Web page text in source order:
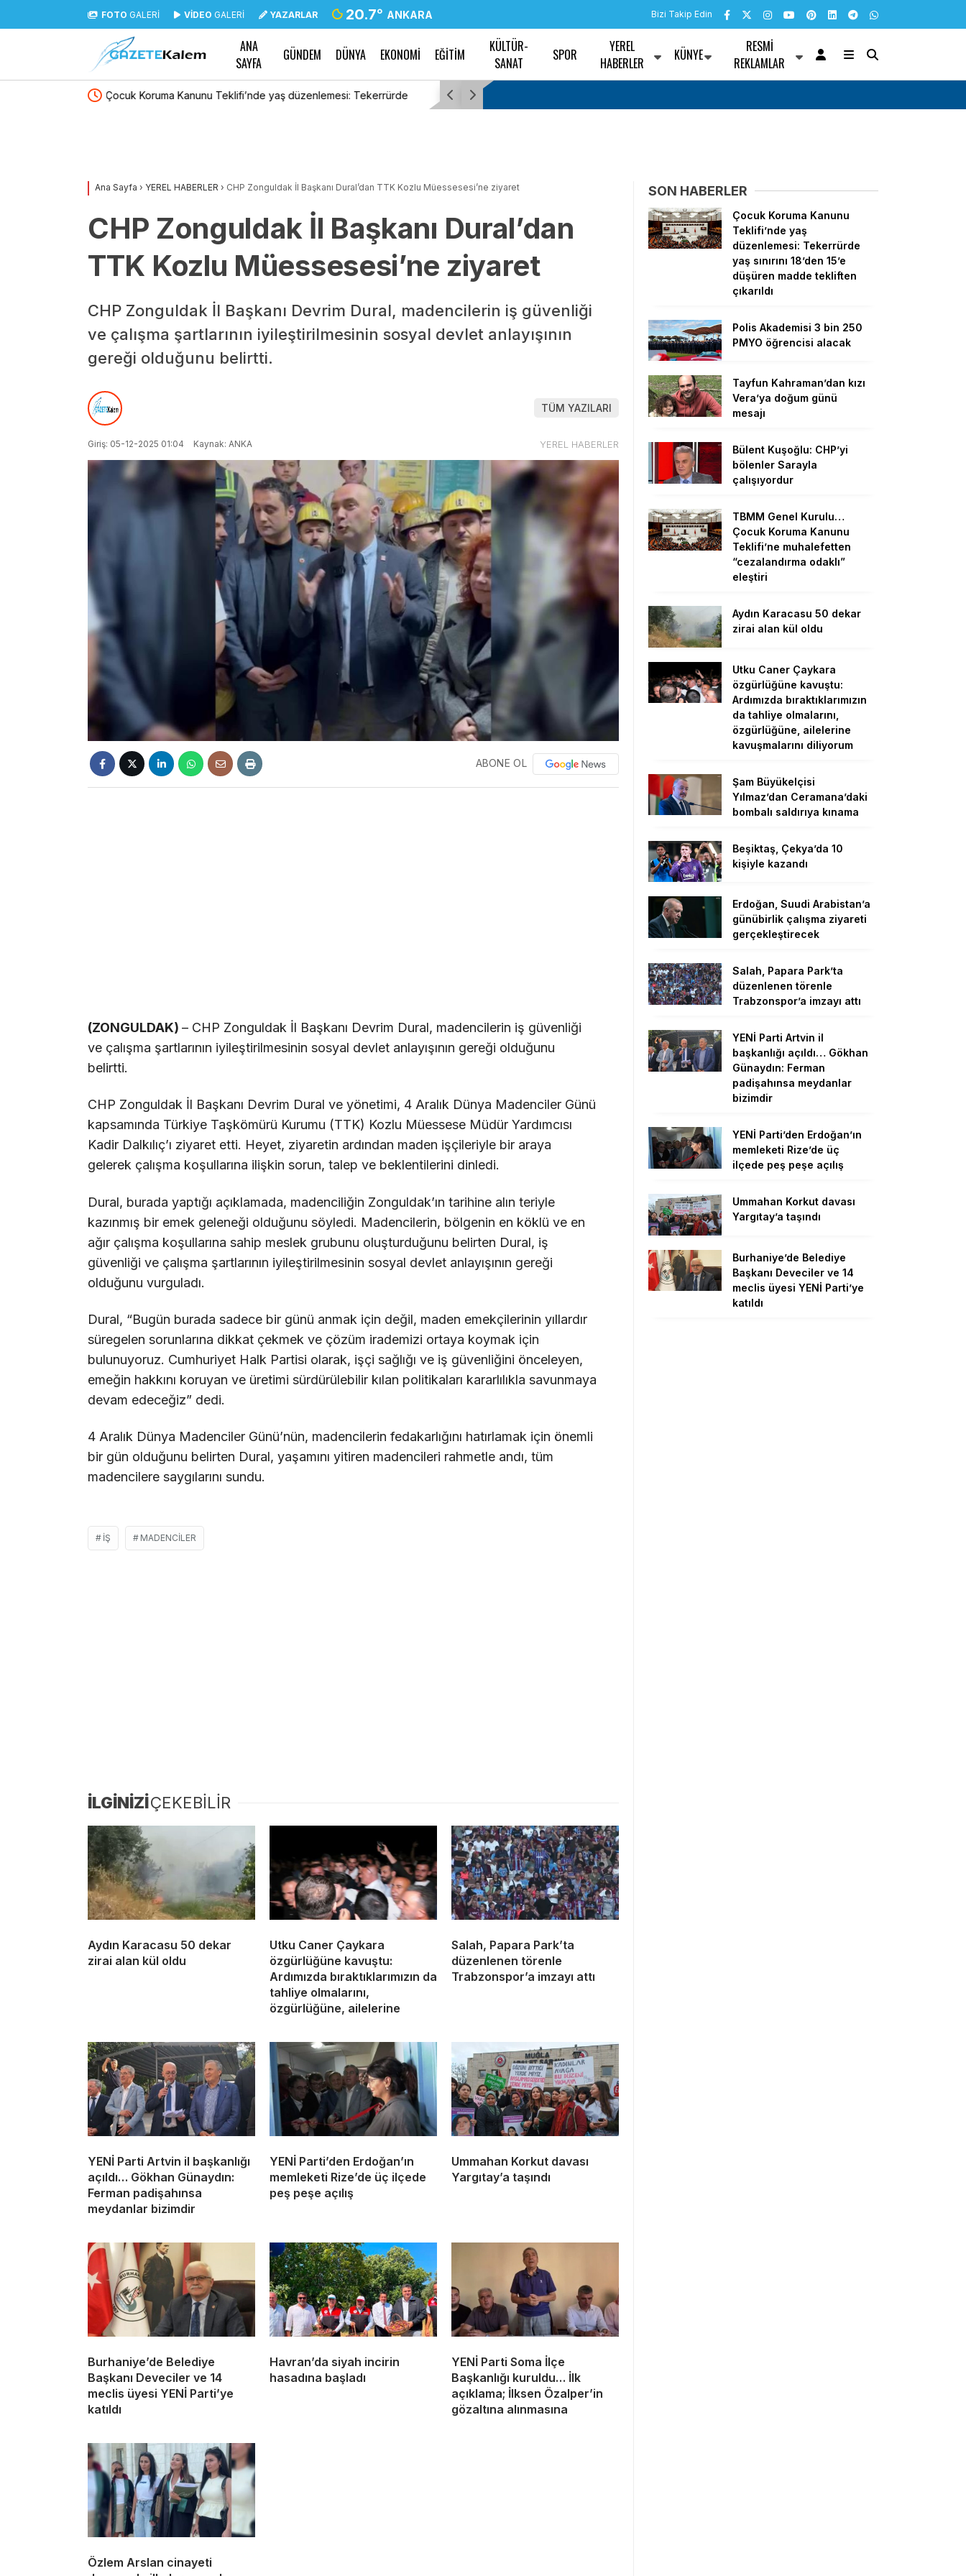
FOTO GALERİ VİDEO GALERİ YAZARLAR 20.7° ANKARA Bizi Takip Edin
ANA
SAYFA
GÜNDEM DÜNYA EKONOMİ EĞİTİM
KÜLTÜR-
SANAT
SPOR
YEREL
HABERLER
KÜNYE
RESMI
REKLAMLAR
Tekerrürde Polis Akademisi 3 bin 250 PMYO öğrencisi alacak Tayfun Kahraman’dan kızı Vera’ya doğum günü mesajı
Ana Sayfa › YEREL HABERLER › CHP Zonguldak İl Başkanı Dural’dan TTK Kozlu Müessesesi’ne ziyaret
CHP Zonguldak İl Başkanı Dural’dan
TTK Kozlu Müessesesi’ne ziyaret
CHP Zonguldak İl Başkanı Devrim Dural, madencilerin iş güvenliği
ve çalışma şartlarının iyileştirilmesinin sosyal devlet anlayışının
gereği olduğunu belirtti.
TÜM YAZILARI
Giriş: 05-12-2025 01:04 Kaynak: ANKA YEREL HABERLER
ABONE OL
(ZONGULDAK) – CHP Zonguldak İl Başkanı Devrim Dural, madencilerin iş güvenliği
ve çalışma şartlarının iyileştirilmesinin sosyal devlet anlayışının gereği olduğunu
belirtti.
CHP Zonguldak İl Başkanı Devrim Dural ve yönetimi, 4 Aralık Dünya Madenciler Günü
kapsamında Türkiye Taşkömürü Kurumu (TTK) Kozlu Müessese Müdür Yardımcısı
Kadir Dalkılıç’ı ziyaret etti. Heyet, ziyaretin ardından maden işçileriyle bir araya
gelerek çalışma koşullarına ilişkin sorun, talep ve beklentilerini dinledi.
Dural, burada yaptığı açıklamada, madenciliğin Zonguldak’ın tarihine alın teriyle
kazınmış bir emek geleneği olduğunu söyledi. Madencilerin, bölgenin en köklü ve en
ağır çalışma koşullarına sahip meslek grubunu oluşturduğunu belirten Dural, iş
güvenliği ve çalışma şartlarının iyileştirilmesinin sosyal devlet anlayışının gereği
olduğunu vurguladı.
Dural, “Bugün burada sadece bir günü anmak için değil, maden emekçilerinin yıllardır
süregelen sorunlarına dikkat çekmek ve çözüm irademizi ortaya koymak için
bulunuyoruz. Cumhuriyet Halk Partisi olarak, işçi sağlığı ve iş güvenliğini önceleyen,
emeğin hakkını koruyan ve üretimi sürdürülebilir kılan politikaları kararlılıkla savunmaya
devam edeceğiz” dedi.
4 Aralık Dünya Madenciler Günü’nün, madencilerin fedakarlığını hatırlamak için önemli
bir gün olduğunu belirten Dural, yaşamını yitiren madencileri rahmetle andı, tüm
madencilere saygılarını sundu.
IŞ MADENCILER
İLGİNİZİÇEKEBİLİR
Aydın Karacasu 50 dekar
zirai alan kül oldu
Utku Caner Çaykara
özgürlüğüne kavuştu:
Ardımızda bıraktıklarımızın da
tahliye olmalarını,
özgürlüğüne, ailelerine
Salah, Papara Park’ta
düzenlenen törenle
Trabzonspor’a imzayı attı
YENİ Parti Artvin il başkanlığı
açıldı… Gökhan Günaydın:
Ferman padişahınsa
meydanlar bizimdir
YENİ Parti’den Erdoğan’ın
memleketi Rize’de üç ilçede
peş peşe açılış
Ummahan Korkut davası
Yargıtay’a taşındı
Burhaniye’de Belediye
Başkanı Deveciler ve 14
meclis üyesi YENİ Parti’ye
katıldı
Havran’da siyah incirin
hasadına başladı
YENİ Parti Soma İlçe
Başkanlığı kuruldu… İlk
açıklama; İlksen Özalper’in
gözaltına alınmasına
Özlem Arslan cinayeti
SON HABERLER
Çocuk Koruma Kanunu
Teklifi’nde yaş
düzenlemesi: Tekerrürde
yaş sınırını 18’den 15’e
düşüren madde tekliften
çıkarıldı
Polis Akademisi 3 bin 250
PMYO öğrencisi alacak
Tayfun Kahraman’dan kızı
Vera’ya doğum günü
mesajı
Bülent Kuşoğlu: CHP’yi
bölenler Sarayla
çalışıyordur
TBMM Genel Kurulu…
Çocuk Koruma Kanunu
Teklifi’ne muhalefetten
“cezalandırma odaklı”
eleştiri
Aydın Karacasu 50 dekar
zirai alan kül oldu
Utku Caner Çaykara
özgürlüğüne kavuştu:
Ardımızda bıraktıklarımızın
da tahliye olmalarını,
özgürlüğüne, ailelerine
kavuşmalarını diliyorum
Şam Büyükelçisi
Yılmaz’dan Ceramana’daki
bombalı saldırıya kınama
Beşiktaş, Çekya’da 10
kişiyle kazandı
Erdoğan, Suudi Arabistan’a
günübirlik çalışma ziyareti
gerçekleştirecek
Salah, Papara Park’ta
düzenlenen törenle
Trabzonspor’a imzayı attı
YENİ Parti Artvin il
başkanlığı açıldı… Gökhan
Günaydın: Ferman
padişahınsa meydanlar
bizimdir
YENİ Parti’den Erdoğan’ın
memleketi Rize’de üç
ilçede peş peşe açılış
Ummahan Korkut davası
Yargıtay’a taşındı
Burhaniye’de Belediye
Başkanı Deveciler ve 14
meclis üyesi YENİ Parti’ye
katıldı